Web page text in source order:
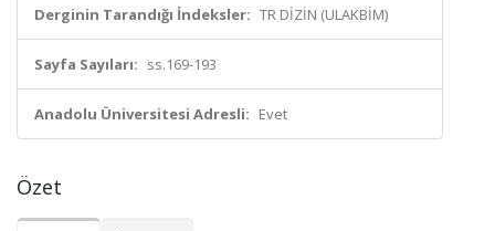
Derginin Tarandığı İndeksler: TR DİZİN (ULAKBİM)
Sayfa Sayıları: ss.169-193
Anadolu Üniversitesi Adresli: Evet
Özet